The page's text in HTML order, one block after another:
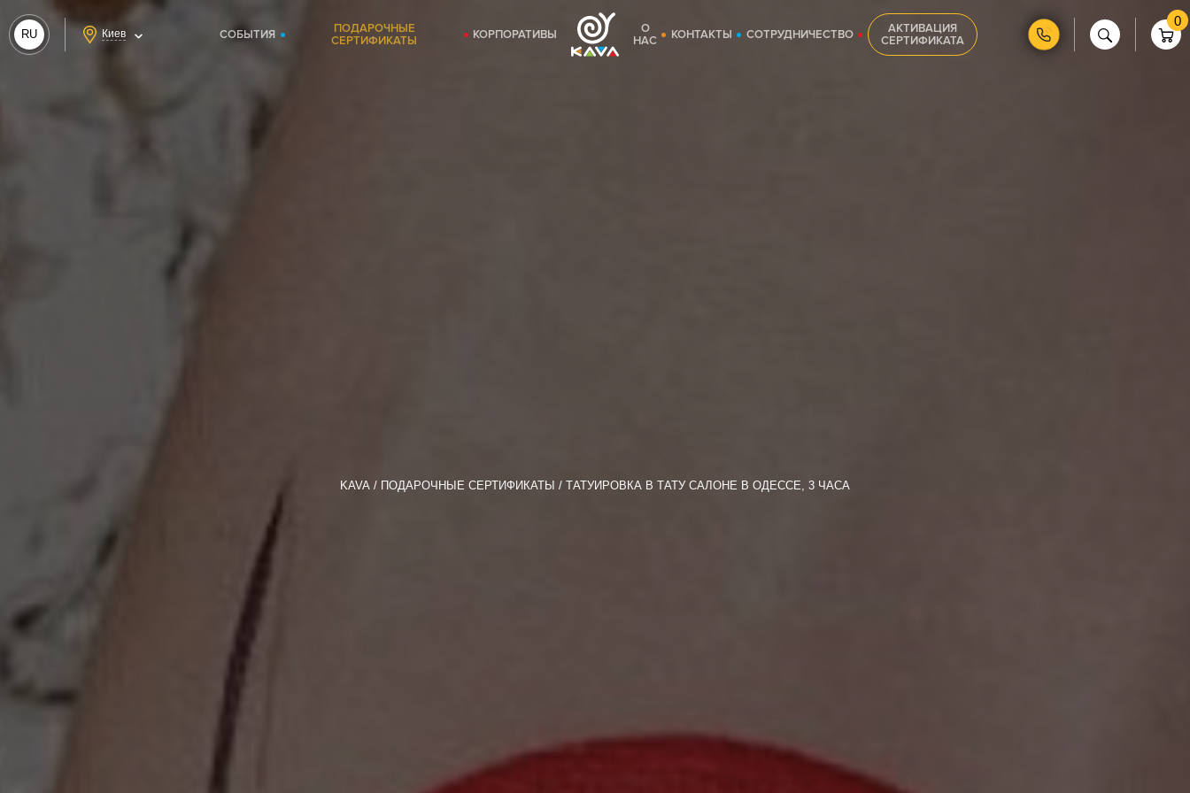
RU Киев СОБЫТИЯ
ПОДАРОЧНЫЕ
СЕРТИФИКАТЫ
КОРПОРАТИВЫ
О
НАС
КОНТАКТЫ СОТРУДНИЧЕСТВО
АКТИВАЦИЯ
СЕРТИФИКАТА
0
KAVA ПОДАРОЧНЫЕ СЕРТИФИКАТЫ ТАТУИРОВКА В ТАТУ САЛОНЕ В ОДЕССЕ, 3 ЧАСА